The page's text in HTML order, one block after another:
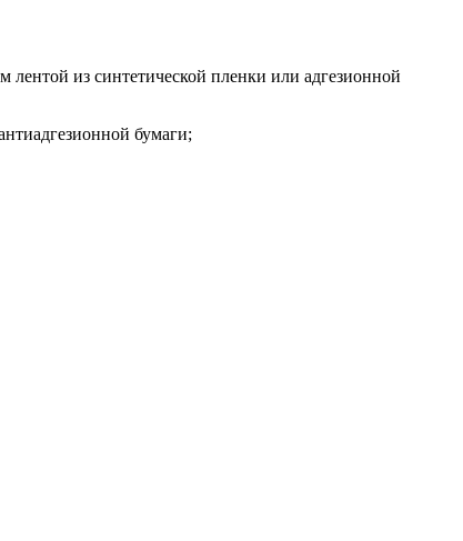
из синтетической пленки или адгезионной
бумаги;